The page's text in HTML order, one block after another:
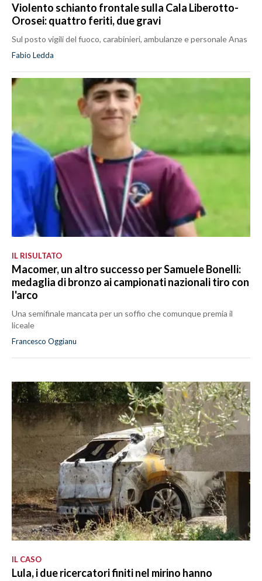
Violento schianto frontale sulla Cala Liberotto-
Orosei: quattro feriti, due gravi
Sul posto vigili del fuoco, carabinieri, ambulanze e personale Anas
Fabio Ledda
IL RISULTATO
Macomer, un altro successo per Samuele Bonelli:
medaglia di bronzo ai campionati nazionali tiro con
l'arco
Una semifinale mancata per un soffio che comunque premia il
liceale
Francesco Oggianu
IL CASO
Lula, i due ricercatori finiti nel mirino hanno